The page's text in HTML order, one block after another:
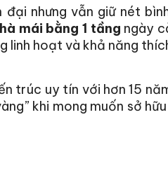
nhưng vẫn giữ nét
mái bằng 1 tầng ngày
linh hoạt và khả năng
trúc uy tín với hơn 15
khi mong muốn sở